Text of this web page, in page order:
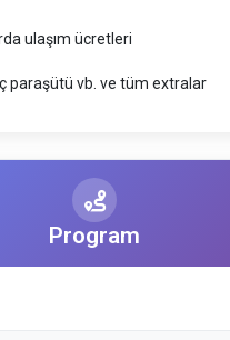
ulaşım ücretleri
paraşütü vb. ve tüm extralar
Program